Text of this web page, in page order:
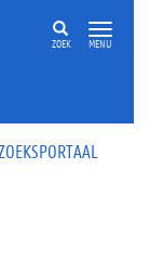
ZOEK MENU